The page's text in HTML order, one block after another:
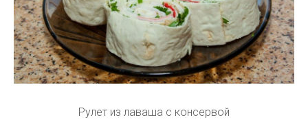
Рулет из лаваша с консервой